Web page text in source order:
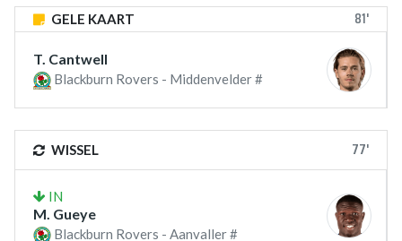
GELE KAART 81'
T. Cantwell
Blackburn Rovers - Middenvelder #
WISSEL 77'
IN
M. Gueye
Blackburn Rovers - Aanvaller #